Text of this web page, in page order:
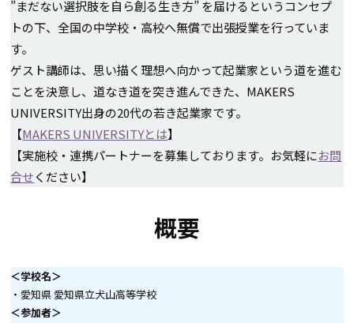
”まだない選択肢を自ら創る生き方” を届けるというコンセプ
トの下、全国の中学校・高校へ無償で出張授業を行っていま
す。
ゲスト講師は、思い描く理想へ向かって起業家という道を進む
ことを決意し、道なき道を突き進んできた、MAKERS
UNIVERSITY出身の20代の若き起業家です。
【MAKERS UNIVERSITYとは】
【実施校・連携パートナーを募集しております。お気軽にお問
合せください】
概要
＜学校名＞
・愛知県 愛知県立犬山高等学校
＜参加者＞